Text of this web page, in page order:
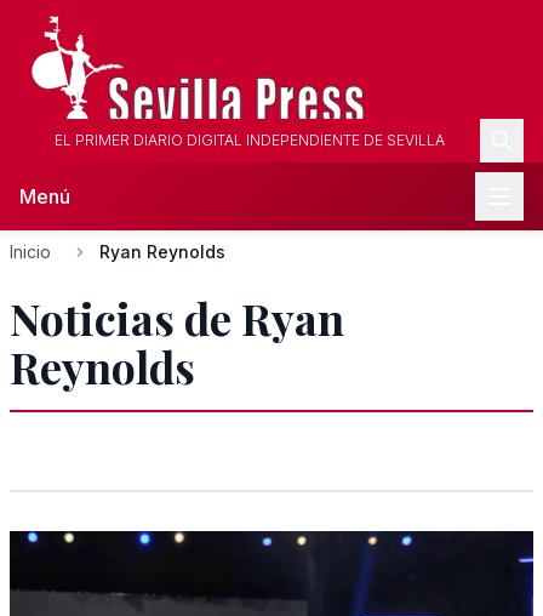
EL PRIMER DIARIO DIGITAL INDEPENDIENTE DE SEVILLA
Menú
Inicio Ryan Reynolds
Noticias de Ryan
Reynolds